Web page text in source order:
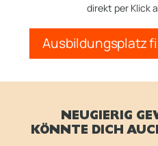
direkt per Klick
Ausbildungsplatz
NEUGIERIG
KÖNNTE DICH